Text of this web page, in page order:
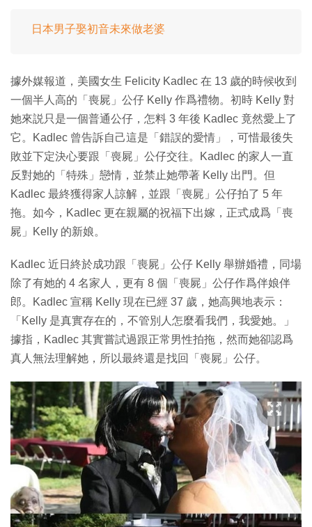
日本男子娶初音未來做老婆
據外媒報道，美國女生 Felicity Kadlec 在 13 歲的時候收到
一個半人高的「喪屍」公仔 Kelly 作爲禮物。初時 Kelly 對
她來説只是一個普通公仔，怎料 3 年後 Kadlec 竟然愛上了
它。Kadlec 曾告訴自己這是「錯誤的愛情」，可惜最後失
敗並下定決心要跟「喪屍」公仔交往。Kadlec 的家人一直
反對她的「特殊」戀情，並禁止她帶著 Kelly 出門。但
Kadlec 最終獲得家人諒解，並跟「喪屍」公仔拍了 5 年
拖。如今，Kadlec 更在親屬的祝福下出嫁，正式成爲「喪
屍」Kelly 的新娘。
Kadlec 近日終於成功跟「喪屍」公仔 Kelly 舉辦婚禮，同場
除了有她的 4 名家人，更有 8 個「喪屍」公仔作爲伴娘伴
郎。Kadlec 宣稱 Kelly 現在已經 37 歲，她高興地表示：
「Kelly 是真實存在的，不管別人怎麼看我們，我愛她。」
據指，Kadlec 其實嘗試過跟正常男性拍拖，然而她卻認爲
真人無法理解她，所以最終還是找回「喪屍」公仔。